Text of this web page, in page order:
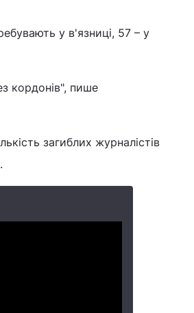
у в'язниці, 57 – у
кордонів", пише
загиблих журналістів